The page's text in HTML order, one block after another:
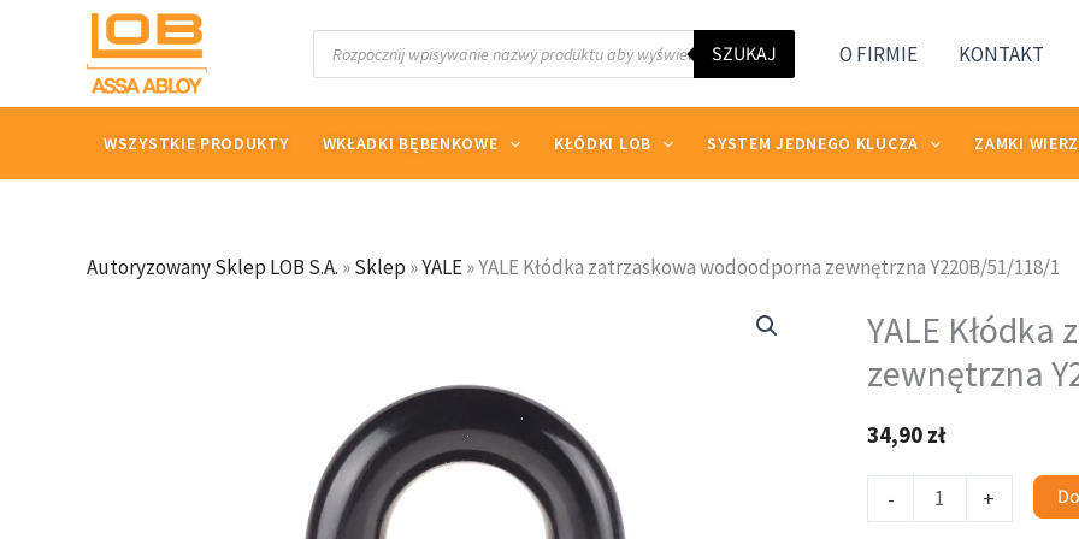
Wyszukiwarka
produktów SZUKAJ O FIRMIE KONTAKT
WSZYSTKIE PRODUKTY WKŁADKI BĘBENKOWE KŁÓDKI LOB SYSTEM JEDNEGO KLUCZA ZAMKI
Autoryzowany Sklep LOB S.A. »Sklep »YALE»YALE Kłódka zatrzaskowa wodoodporna zewnętrzna Y220B/51/118/1
YALE
zewnętrzna
34,90 zł
-
YALE
Kłódka
zatrzaskowa
wodoodporna
Y220B/51/118/1
+